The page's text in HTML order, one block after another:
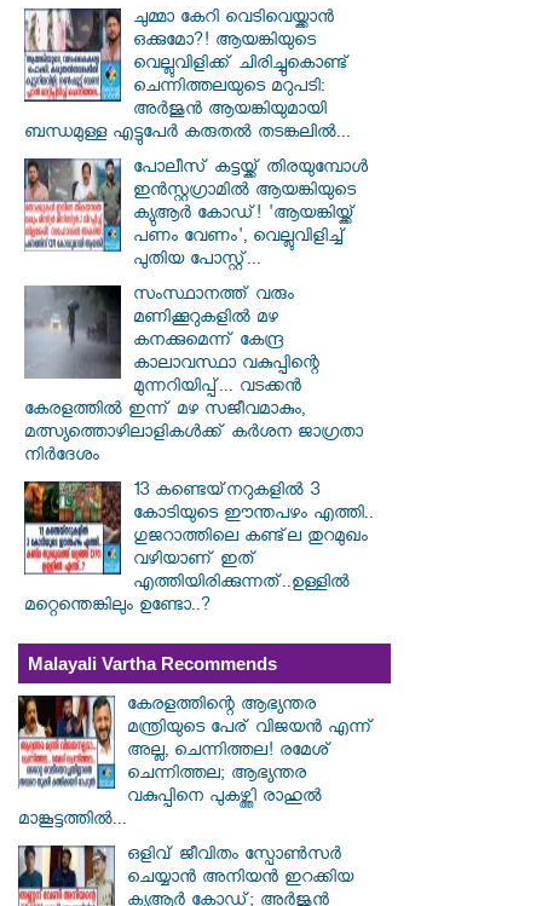
ചുമ്മാ കേറി വെടിവെയ്ക്കാൻ
ഒക്കുമോ?! ആയങ്കിയുടെ
വെല്ലുവിളിക്ക് ചിരിച്ചുകൊണ്ട്
ചെന്നിത്തലയുടെ മറുപടി:
അർജുൻ ആയങ്കിയുമായി
ബന്ധമുള്ള എട്ടുപേർ കരുതൽ തടങ്കലിൽ...
പോലീസ് കട്ടയ്ക്ക് തിരയുമ്പോൾ
ഇൻസ്റ്റഗ്രാമിൽ ആയങ്കിയുടെ
ക്യുആർ കോഡ്! 'ആയങ്കിയ്ക്ക്
പണം വേണം', വെല്ലുവിളിച്ച്
പുതിയ പോസ്റ്റ്...
സംസ്ഥാനത്ത് വരും
മണിക്കൂറുകളിൽ മഴ
കനക്കുമെന്ന് കേന്ദ്ര
കാലാവസ്ഥാ വകുപ്പിന്റെ
മുന്നറിയിപ്പ്... വടക്കൻ
കേരളത്തിൽ ഇന്ന് മഴ സജീവമാകും,
മത്സ്യത്തൊഴിലാളികൾക്ക് കർശന ജാഗ്രതാ
നിർദേശം
13 കണ്ടെയ്‌നറുകളിൽ 3
കോടിയുടെ ഈന്തപഴം എത്തി..
ഗുജറാത്തിലെ കണ്ട്‌ല തുറമുഖം
വഴിയാണ് ഇത്
എത്തിയിരിക്കുന്നത്..ഉള്ളിൽ
മറ്റെന്തെങ്കിലും ഉണ്ടോ..?
Malayali Vartha Recommends
കേരളത്തിന്റെ ആഭ്യന്തര
മന്ത്രിയുടെ പേര് വിജയൻ എന്ന്
അല്ല, ചെന്നിത്തല! രമേശ്
ചെന്നിത്തല; ആഭ്യന്തര
വകുപ്പിനെ പുകഴ്ത്തി രാഹുൽ
മാങ്കൂട്ടത്തിൽ...
ഒളിവ് ജീവിതം സ്പോൺസർ
ചെയ്യാൻ അനിയൻ ഇറക്കിയ